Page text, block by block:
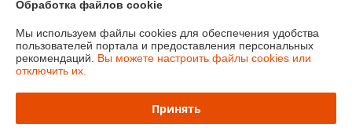
УНП: 290974251
Регистрационный орган: Лунинецкий РИК
Дата регистрации компании: 11.08.2010
Обработка файлов cookie
Мы используем файлы cookies для обеспечения удобства
пользователей портала и предоставления персональных
рекомендаций. Вы можете настроить файлы cookies или
отключить их.
Принять